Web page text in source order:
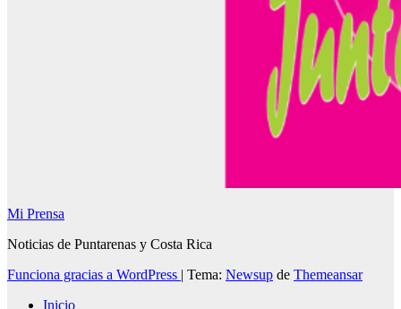
Mi Prensa
Noticias de Puntarenas y Costa Rica
Funciona gracias a WordPress | Tema: Newsup de Themeansar
Inicio